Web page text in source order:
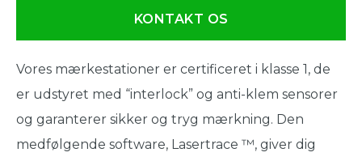
KONTAKT OS
Vores mærkestationer er certificeret i klasse 1, de
er udstyret med “interlock” og anti-klem sensorer
og garanterer sikker og tryg mærkning. Den
medfølgende software, Lasertrace ™, giver dig